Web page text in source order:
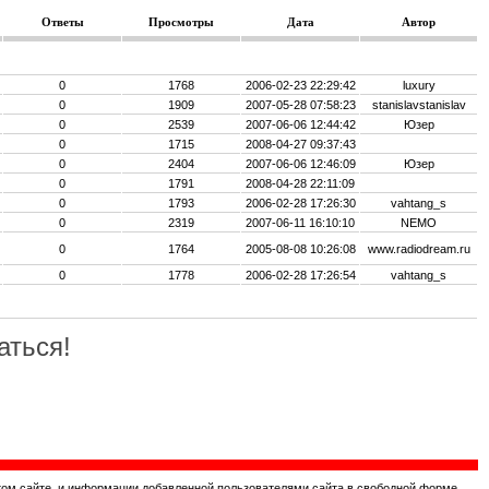
Ответы Просмотры Дата Автор
0 1768 2006-02-23 22:29:42
luxury
0
1909 2007-05-28 07:58:23
stanislavstanislav
0
2539 2007-06-06 12:44:42
Юзер
0
1715
2008-04-27 09:37:43
0
2404 2007-06-06 12:46:09
Юзер
0
1791
2008-04-28 22:11:09
0
1793 2006-02-28 17:26:30
vahtang_s
0
2319 2007-06-11 16:10:10
NEMO
0
1764 2005-08-08 10:26:08
www.radiodream.ru
0
1778 2006-02-28 17:26:54 vahtang_s